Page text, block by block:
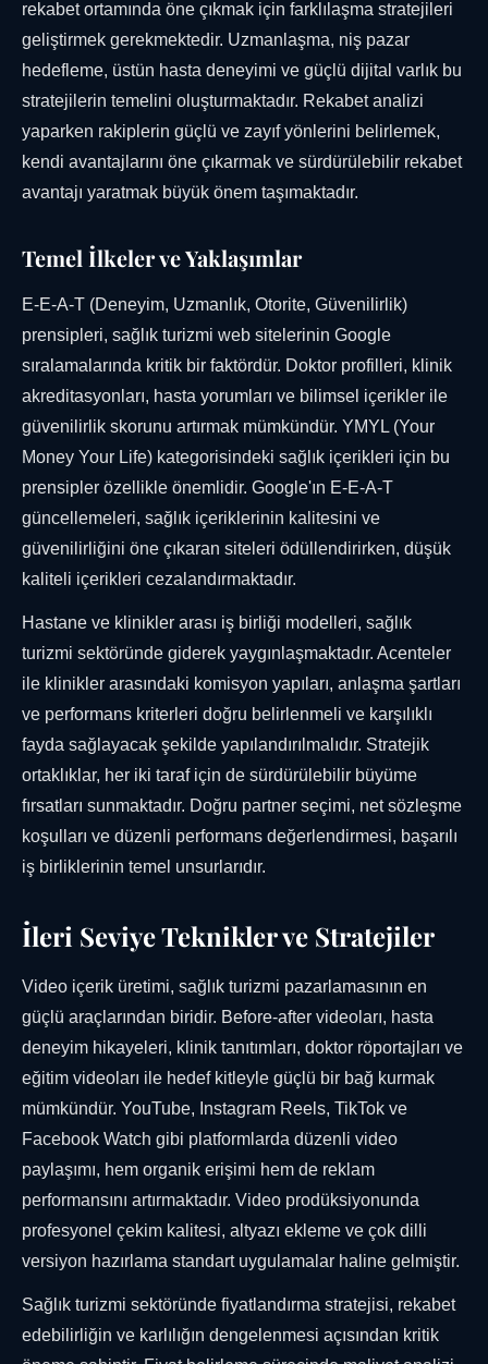
rekabet ortamında öne çıkmak için farklılaşma stratejileri
geliştirmek gerekmektedir. Uzmanlaşma, niş pazar
hedefleme, üstün hasta deneyimi ve güçlü dijital varlık bu
stratejilerin temelini oluşturmaktadır. Rekabet analizi
yaparken rakiplerin güçlü ve zayıf yönlerini belirlemek,
kendi avantajlarını öne çıkarmak ve sürdürülebilir rekabet
avantajı yaratmak büyük önem taşımaktadır.
Temel İlkeler ve Yaklaşımlar
E-E-A-T (Deneyim, Uzmanlık, Otorite, Güvenilirlik)
prensipleri, sağlık turizmi web sitelerinin Google
sıralamalarında kritik bir faktördür. Doktor profilleri, klinik
akreditasyonları, hasta yorumları ve bilimsel içerikler ile
güvenilirlik skorunu artırmak mümkündür. YMYL (Your
Money Your Life) kategorisindeki sağlık içerikleri için bu
prensipler özellikle önemlidir. Google'ın E-E-A-T
güncellemeleri, sağlık içeriklerinin kalitesini ve
güvenilirliğini öne çıkaran siteleri ödüllendirirken, düşük
kaliteli içerikleri cezalandırmaktadır.
Hastane ve klinikler arası iş birliği modelleri, sağlık
turizmi sektöründe giderek yaygınlaşmaktadır. Acenteler
ile klinikler arasındaki komisyon yapıları, anlaşma şartları
ve performans kriterleri doğru belirlenmeli ve karşılıklı
fayda sağlayacak şekilde yapılandırılmalıdır. Stratejik
ortaklıklar, her iki taraf için de sürdürülebilir büyüme
fırsatları sunmaktadır. Doğru partner seçimi, net sözleşme
koşulları ve düzenli performans değerlendirmesi, başarılı
iş birliklerinin temel unsurlarıdır.
İleri Seviye Teknikler ve Stratejiler
Video içerik üretimi, sağlık turizmi pazarlamasının en
güçlü araçlarından biridir. Before-after videoları, hasta
deneyim hikayeleri, klinik tanıtımları, doktor röportajları ve
eğitim videoları ile hedef kitleyle güçlü bir bağ kurmak
mümkündür. YouTube, Instagram Reels, TikTok ve
Facebook Watch gibi platformlarda düzenli video
paylaşımı, hem organik erişimi hem de reklam
performansını artırmaktadır. Video prodüksiyonunda
profesyonel çekim kalitesi, altyazı ekleme ve çok dilli
versiyon hazırlama standart uygulamalar haline gelmiştir.
Sağlık turizmi sektöründe fiyatlandırma stratejisi, rekabet
edebilirliğin ve karlılığın dengelenmesi açısından kritik